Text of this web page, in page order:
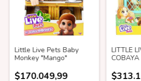
Little Live Pets Baby
Monkey "Mango"
$170.049,99
LITTLE